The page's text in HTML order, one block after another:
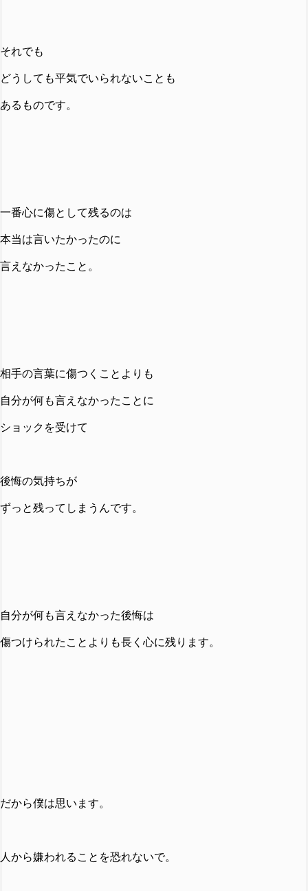
それでも
どうしても平気でいられないことも
あるものです。
一番心に傷として残るのは
本当は言いたかったのに
言えなかったこと。
相手の言葉に傷つくことよりも
自分が何も言えなかったことに
ショックを受けて
後悔の気持ちが
ずっと残ってしまうんです。
自分が何も言えなかった後悔は
傷つけられたことよりも長く心に残ります。
だから僕は思います。
人から嫌われることを恐れないで。